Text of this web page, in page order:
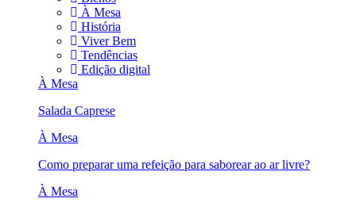
À Mesa
História
Viver Bem
Tendências
Edição digital
À Mesa
Salada Caprese
À Mesa
Como preparar uma refeição para saborear ao ar livre?
À Mesa